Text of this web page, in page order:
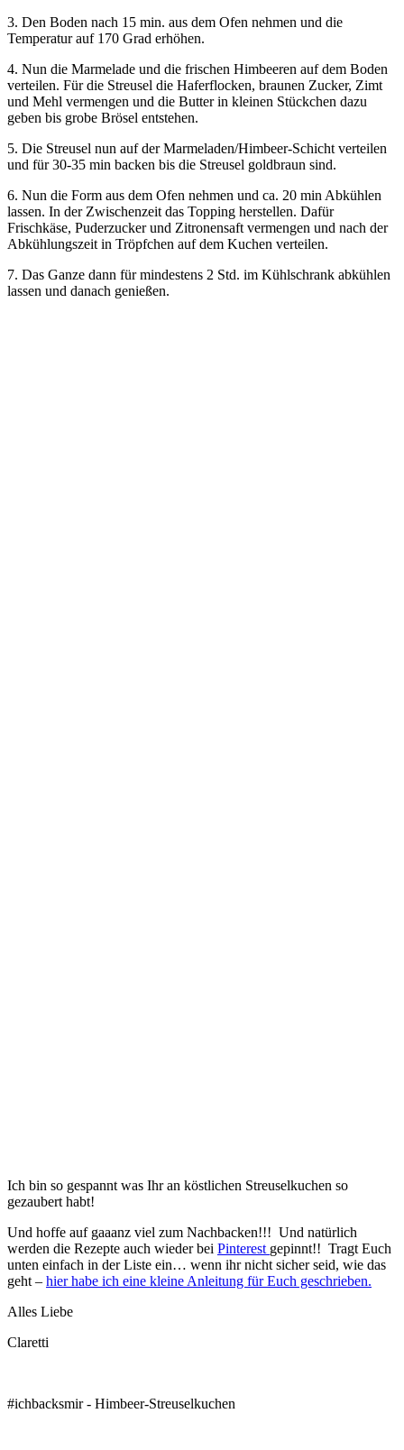
3. Den Boden nach 15 min. aus dem Ofen nehmen und die
Temperatur auf 170 Grad erhöhen.
4. Nun die Marmelade und die frischen Himbeeren auf dem Boden
verteilen. Für die Streusel die Haferflocken, braunen Zucker, Zimt
und Mehl vermengen und die Butter in kleinen Stückchen dazu
geben bis grobe Brösel entstehen.
5. Die Streusel nun auf der Marmeladen/Himbeer-Schicht verteilen
und für 30-35 min backen bis die Streusel goldbraun sind.
6. Nun die Form aus dem Ofen nehmen und ca. 20 min Abkühlen
lassen. In der Zwischenzeit das Topping herstellen. Dafür
Frischkäse, Puderzucker und Zitronensaft vermengen und nach der
Abkühlungszeit in Tröpfchen auf dem Kuchen verteilen.
7. Das Ganze dann für mindestens 2 Std. im Kühlschrank abkühlen
lassen und danach genießen.
Ich bin so gespannt was Ihr an köstlichen Streuselkuchen so
gezaubert habt!
Und hoffe auf gaaanz viel zum Nachbacken!!! Und natürlich
werden die Rezepte auch wieder bei Pinterest gepinnt!! Tragt Euch
unten einfach in der Liste ein… wenn ihr nicht sicher seid, wie das
geht – hier habe ich eine kleine Anleitung für Euch geschrieben.
Alles Liebe
Claretti
#ichbacksmir - Himbeer-Streuselkuchen